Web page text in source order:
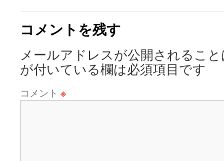
コメントを残す
メールアドレスが公開されるこ
が付いている欄は必須項目です
コメント ※